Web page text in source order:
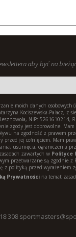
aby być na
moich danych osobowych
Kociszewska-Palacz, z
NIP: 5261610214,
zgody jest dobrowolne.
na zgodność z prawem
przed jej cofnięciem. Mam
usunięcia, ograniczenia
zawartych w Polityce
przetwarzane są zgodnie z
z polityką przed wyrażeniem
Prywatności na temat
308